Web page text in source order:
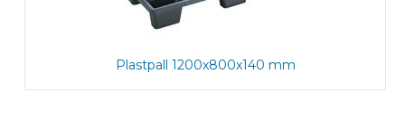
Plastpall 1200x800x140 mm